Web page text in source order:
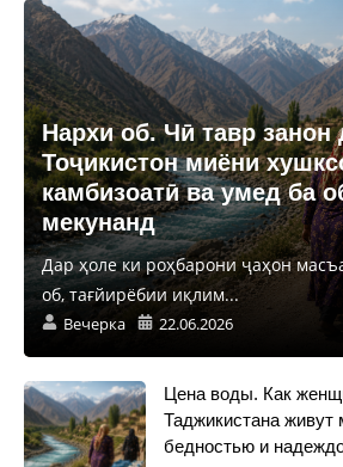
Нархи об. Чӣ тавр занон
Тоҷикистон миёни
камбизоатӣ ва умед ба
мекунанд
Дар ҳоле ки роҳбарони ҷаҳон
об, тағйирёбии иқлим...
Вечерка 22.06.2026
Цена воды. Как
Таджикистана живут
бедностью и